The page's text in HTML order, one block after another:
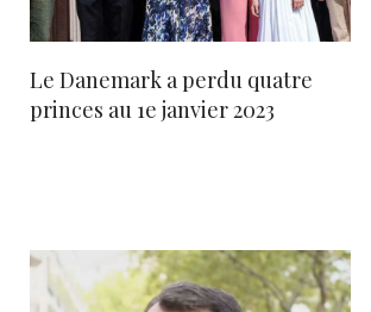
Le Danemark a perdu quatre
princes au 1e janvier 2023